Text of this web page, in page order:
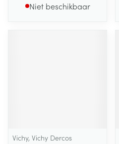
Niet beschikbaar
Vichy, Vichy Dercos